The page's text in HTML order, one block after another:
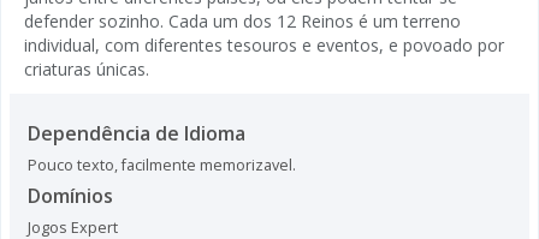
defender sozinho. Cada um dos 12 Reinos é um terreno
individual, com diferentes tesouros e eventos, e povoado por
criaturas únicas.
Dependência de Idioma
Pouco texto, facilmente memorizavel.
Domínios
Jogos Expert